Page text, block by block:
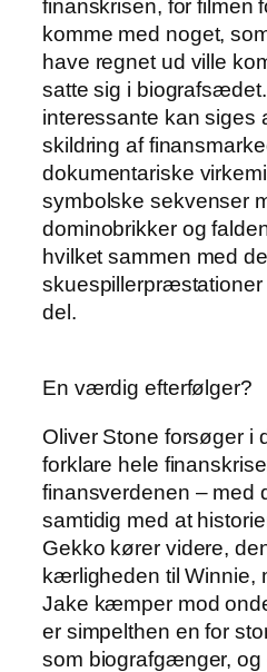
finanskrisen, for filmen
komme med noget,
have regnet ud ville
satte sig i
interessante kan siges
skildring af
dokumentariske
symbolske sekvenser
dominobrikker og
hvilket sammen med
skuespillerpræstationer
del.
En værdig efterfølger?
Oliver Stone forsøger i
forklare hele
finansverdenen – med
samtidig med at
Gekko kører videre,
kærligheden til Winnie,
Jake kæmper mod
er simpelthen en for
som biografgænger, og